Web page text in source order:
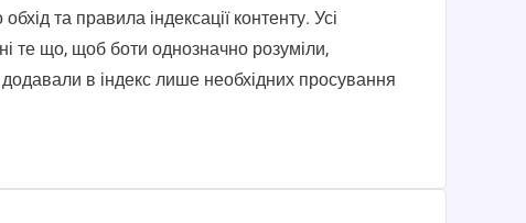
та правила індексації контенту. Усі
те що, щоб боти однозначно розуміли,
в індекс лише необхідних просування